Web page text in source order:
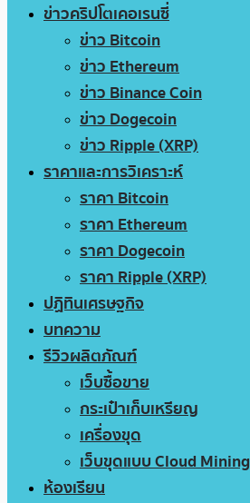
ข่าวคริปโตเคอเรนซี่
ข่าว Bitcoin
ข่าว Ethereum
ข่าว Binance Coin
ข่าว Dogecoin
ข่าว Ripple (XRP)
ราคาและการวิเคราะห์
ราคา Bitcoin
ราคา Ethereum
ราคา Dogecoin
ราคา Ripple (XRP)
ปฏิทินเศรษฐกิจ
บทความ
รีวิวผลิตภัณฑ์
เว็บซื้อขาย
กระเป๋าเก็บเหรียญ
เครื่องขุด
เว็บขุดแบบ Cloud Mining
ห้องเรียน